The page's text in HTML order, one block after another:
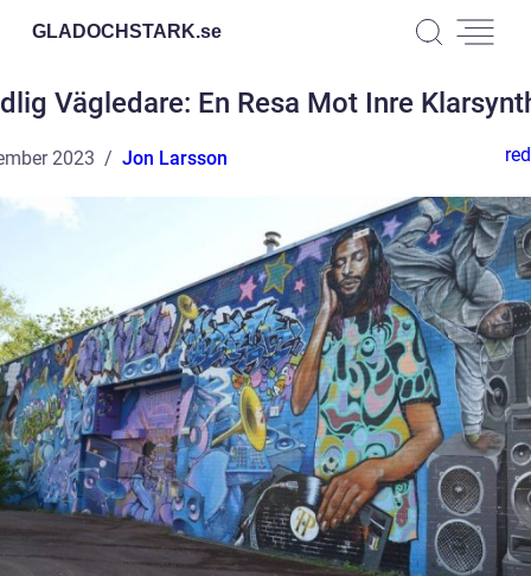
GLADOCHSTARK.se
Vägledare: En Resa Mot Inre
2023 Jon Larsson